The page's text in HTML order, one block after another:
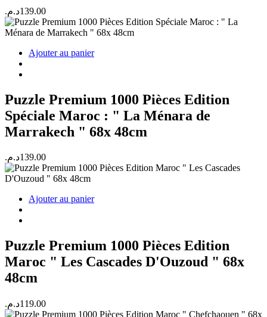
139.00د.م.
Ajouter au panier
Puzzle Premium 1000 Pièces Edition
Spéciale Maroc : " La Ménara de
Marrakech " 68x 48cm
139.00د.م.
Ajouter au panier
Puzzle Premium 1000 Pièces Edition
Maroc " Les Cascades D'Ouzoud " 68x
48cm
119.00د.م.